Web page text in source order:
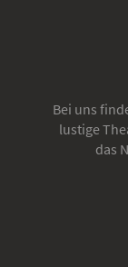
Bei uns
lustige
das